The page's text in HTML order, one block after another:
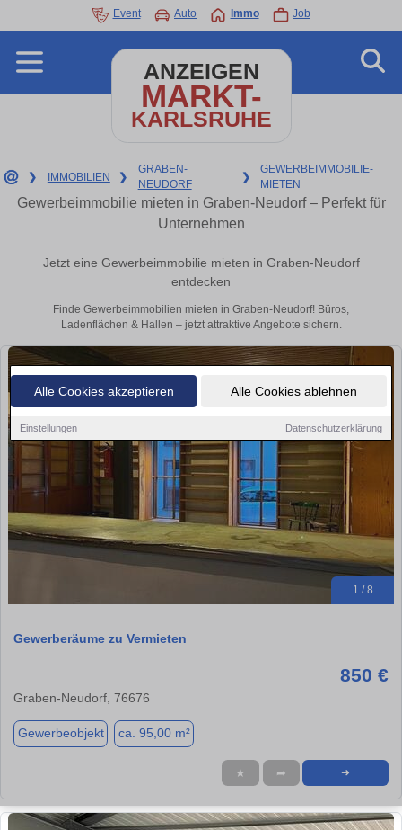
Alle Cookies akzeptieren Alle Cookies ablehnen
Einstellungen Datenschutzerklärung
Event Auto Immo Job
ANZEIGEN
MARKT-
KARLSRUHE
❯ IMMOBILIEN ❯
GRABEN-
NEUDORF
❯
GEWERBEIMMOBILIE-
MIETEN
Gewerbeimmobilie mieten in Graben-Neudorf – Perfekt für
Unternehmen
Jetzt eine Gewerbeimmobilie mieten in Graben-Neudorf
entdecken
Finde Gewerbeimmobilien mieten in Graben-Neudorf! Büros,
Ladenflächen & Hallen – jetzt attraktive Angebote sichern.
1 / 8
Gewerberäume zu Vermieten
850 €
Graben-Neudorf, 76676
Gewerbeobjekt ca. 95,00 m²
★ ➦ ➜